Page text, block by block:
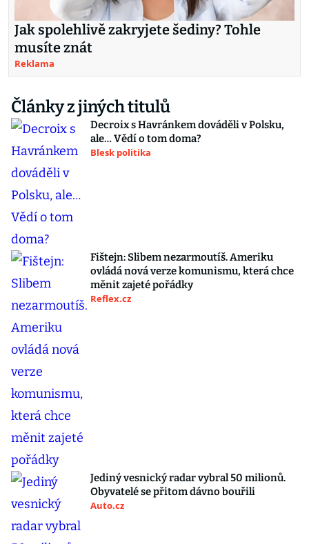
Jak spolehlivě zakryjete šediny? Tohle
musíte znát
Reklama
Články z jiných titulů
Decroix s Havránkem dováděli v Polsku,
ale… Vědí o tom doma?
Blesk politika
Fištejn: Slibem nezarmoutíš. Ameriku
ovládá nová verze komunismu, která chce
měnit zajeté pořádky
Reflex.cz
Jediný vesnický radar vybral 50 milionů.
Obyvatelé se přitom dávno bouřili
Auto.cz